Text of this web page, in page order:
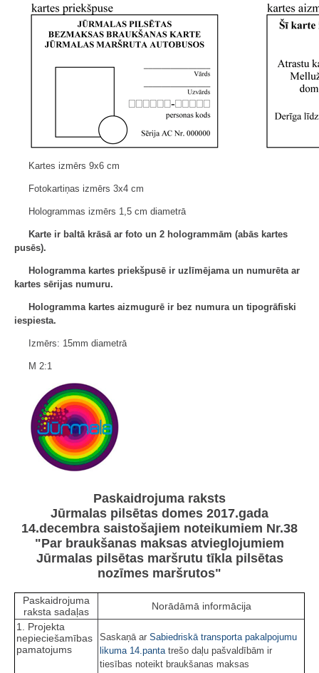
Kartes izmērs 9x6 cm
Fotokartiņas izmērs 3x4 cm
Hologrammas izmērs 1,5 cm diametrā
Karte ir baltā krāsā ar foto un 2 hologrammām (abās kartes
pusēs).
Hologramma kartes priekšpusē ir uzlīmējama un numurēta ar
kartes sērijas numuru.
Hologramma kartes aizmugurē ir bez numura un tipogrāfiski
iespiesta.
Izmērs: 15mm diametrā
M 2:1
Paskaidrojuma raksts
Jūrmalas pilsētas domes 2017.gada
14.decembra saistošajiem noteikumiem Nr.38
"Par braukšanas maksas atvieglojumiem
Jūrmalas pilsētas maršrutu tīkla pilsētas
nozīmes maršrutos"
Paskaidrojuma
raksta sadaļas
Norādāmā informācija
1. Projekta
nepieciešamības
pamatojums
Saskaņā ar Sabiedriskā transporta pakalpojumu
likuma 14.panta trešo daļu pašvaldībām ir
tiesības noteikt braukšanas maksas